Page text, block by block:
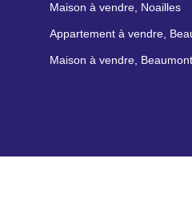
Maison à vendre, Noailles
Appartement à vendre,
Maison à vendre,